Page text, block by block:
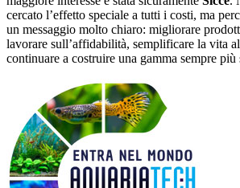
cercato l’effetto speciale a tutti i costi, ma
un messaggio molto chiaro: migliorare
lavorare sull’affidabilità, semplificare la vita
continuare a costruire una gamma sempre più